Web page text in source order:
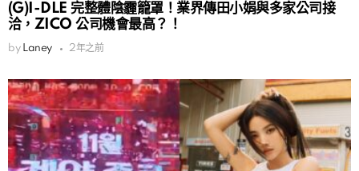
(G)I-DLE 完整體陰霾籠罩！業界傳田小娟與多家公司接
洽，ZICO 公司機會最高？！
by Laney 2年之前